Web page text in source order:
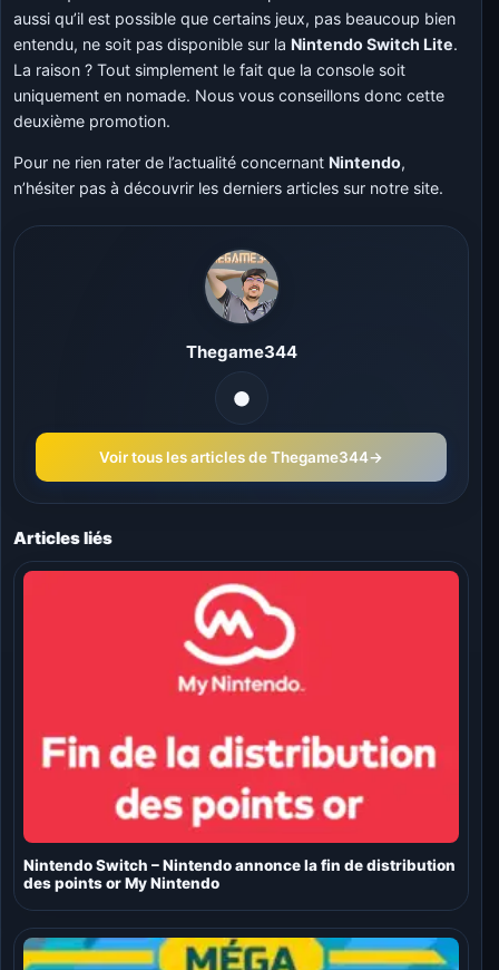
aussi qu’il est possible que certains jeux, pas beaucoup bien
entendu, ne soit pas disponible sur la Nintendo Switch Lite.
La raison ? Tout simplement le fait que la console soit
uniquement en nomade. Nous vous conseillons donc cette
deuxième promotion.
Pour ne rien rater de l’actualité concernant Nintendo,
n’hésiter pas à découvrir les derniers articles sur notre site.
Thegame344
Voir tous les articles de Thegame344→
Articles liés
Nintendo Switch – Nintendo annonce la fin de distribution
des points or My Nintendo